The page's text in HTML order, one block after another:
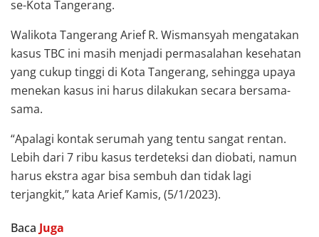
se-Kota Tangerang.
Walikota Tangerang Arief R. Wismansyah mengatakan
kasus TBC ini masih menjadi permasalahan kesehatan
yang cukup tinggi di Kota Tangerang, sehingga upaya
menekan kasus ini harus dilakukan secara bersama-
sama.
“Apalagi kontak serumah yang tentu sangat rentan.
Lebih dari 7 ribu kasus terdeteksi dan diobati, namun
harus ekstra agar bisa sembuh dan tidak lagi
terjangkit,” kata Arief Kamis, (5/1/2023).
Baca Juga